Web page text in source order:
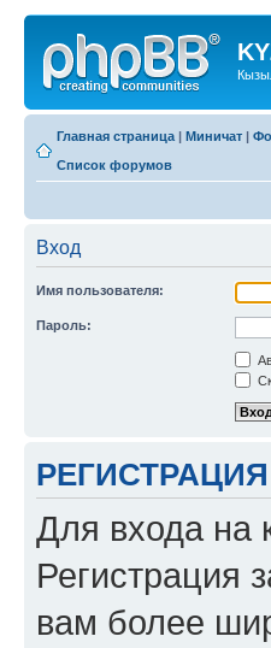
Главная страница | Миничат |
Список форумов
Вход
Имя пользователя:
Пароль:
РЕГИСТРАЦИЯ
Для входа на
Регистрация
вам более